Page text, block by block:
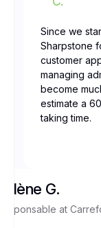
Since we
Sharpstone
customer
managing
become
estimate a
taking time.
G.
at